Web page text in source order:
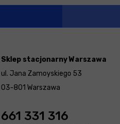
Sklep stacjonarny Warszawa
ul. Jana Zamoyskiego 53
03-801 Warszawa
661 331 316